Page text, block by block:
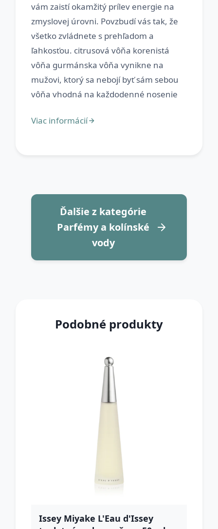
vám zaistí okamžitý prílev energie na
zmyslovej úrovni. Povzbudí vás tak, že
všetko zvládnete s prehľadom a
ľahkosťou. citrusová vôňa korenistá
vôňa gurmánska vôňa vynikne na
mužovi, ktorý sa nebojí byť sám sebou
Ďalšie z kategórie
Parfémy a kolínské
vody
Podobné produkty
Issey Miyake L'Eau d'Issey